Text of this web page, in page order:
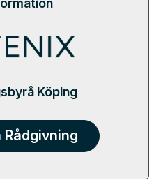
Köping
Rådgivning